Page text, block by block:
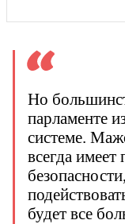
Но
парламенте
системе.
всегда
будет все